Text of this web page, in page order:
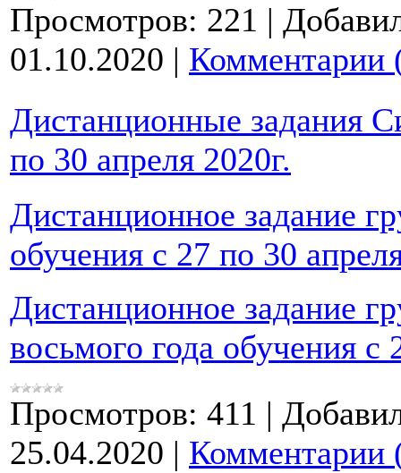
Просмотров: 221 |
01.10.2020 | Комментарии
Дистанционные задания
по 30 апреля 2020г.
Дистанционное задание
обучения с 27 по 30
Дистанционное задание
восьмого года обучения с
Просмотров: 411 |
25.04.2020 | Комментарии